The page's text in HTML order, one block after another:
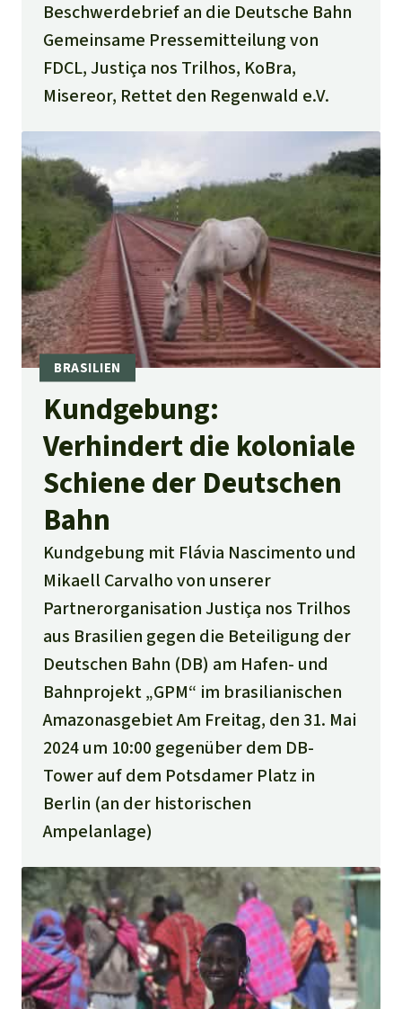
Beschwerdebrief an die Deutsche Bahn
Gemeinsame Pressemitteilung von
FDCL, Justiça nos Trilhos, KoBra,
Misereor, Rettet den Regenwald e.V.
Kundgebung:
Verhindert die koloniale
Schiene der Deutschen
Bahn
Kundgebung mit Flávia Nascimento und
Mikaell Carvalho von unserer
Partnerorganisation Justiça nos Trilhos
aus Brasilien gegen die Beteiligung der
Deutschen Bahn (DB) am Hafen- und
Bahnprojekt „GPM“ im brasilianischen
Amazonasgebiet Am Freitag, den 31. Mai
2024 um 10:00 gegenüber dem DB-
Tower auf dem Potsdamer Platz in
Berlin (an der historischen
Ampelanlage)